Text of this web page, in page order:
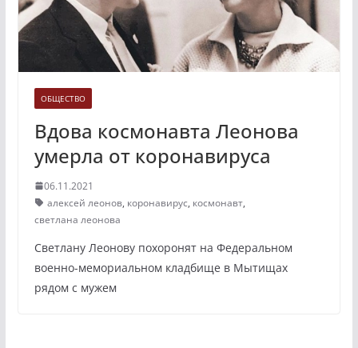
ОБЩЕСТВО
Вдова космонавта Леонова
умерла от коронавируса
06.11.2021
алексей леонов, коронавирус, космонавт,
светлана леонова
Светлану Леонову похоронят на Федеральном
военно-мемориальном кладбище в Мытищах
рядом с мужем